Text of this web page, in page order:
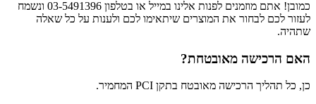
כמובן! אתם מוזמנים לפנות אלינו במייל או בטלפון 03-5491396 ונשמח
לעזור לכם לבחור את המוצרים שיתאימו לכם ולענות על כל שאלה
שתהיה.
האם הרכישה מאובטחת?
כן, כל תהליך הרכישה מאובטח בתקן PCI המחמיר.